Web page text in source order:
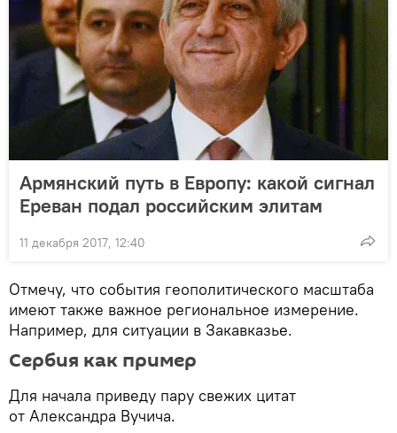
Армянский путь в Европу: какой сигнал
Ереван подал российским элитам
11 декабря 2017, 12:40
Отмечу, что события геополитического масштаба
имеют также важное региональное измерение.
Например, для ситуации в Закавказье.
Сербия как пример
Для начала приведу пару свежих цитат
от Александра Вучича.